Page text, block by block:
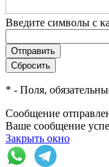
Введите символы с
* - Поля,
Сообщение
Ваше сообщение
Закрыть окно